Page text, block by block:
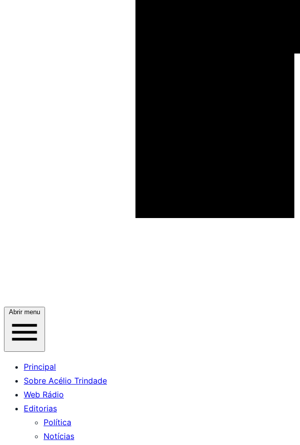
Abrir menu
Principal
Sobre Acélio Trindade
Web Rádio
Editorias
Política
Notícias